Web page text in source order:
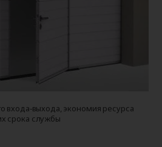
входа‑выхода, экономия ресурса
срока службы